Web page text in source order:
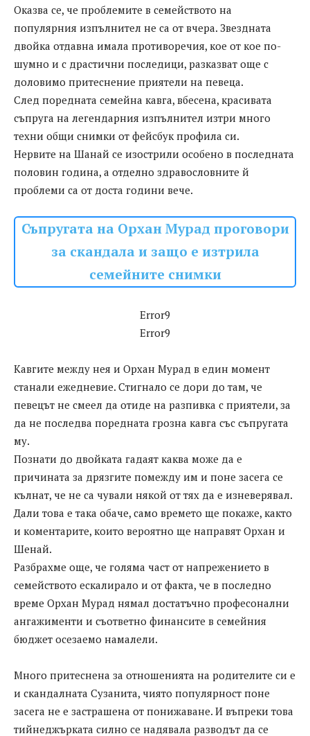
Оказва се, че проблемите в семейството на
популярния изпълнител не са от вчера. Звездната
двойка отдавна имала противоречия, кое от кое по-
шумно и с драстични последици, разказват още с
доловимо притеснение приятели на певеца.
След поредната семейна кавга, вбесена, красивата
съпруга на легендарния изпълнител изтри много
техни общи снимки от фейсбук профила си.
Нервите на Шанай се изострили особено в последната
половин година, а отделно здравословните й
проблеми са от доста години вече.
Съпругата на Орхан Мурад проговори
за скандала и защо е изтрила
семейните снимки
Error9
Error9
Кавгите между нея и Орхан Мурад в един момент
станали ежедневие. Стигнало се дори до там, че
певецът не смеел да отиде на разпивка с приятели, за
да не последва поредната грозна кавга със съпругата
му.
Познати до двойката гадаят каква може да е
причината за дрязгите помежду им и поне засега се
кълнат, че не са чували някой от тях да е изневерявал.
Дали това е така обаче, само времето ще покаже, както
и коментарите, които вероятно ще направят Орхан и
Шенай.
Разбрахме още, че голяма част от напрежението в
семейството ескалирало и от факта, че в последно
време Орхан Мурад нямал достатъчно професонални
ангажименти и съответно финансите в семейния
бюджет осезаемо намалели.
Много притеснена за отношенията на родителите си е
и скандалната Сузанита, чиято популярност поне
засега не е застрашена от понижаване. И въпреки това
тийнеджърката силно се надявала разводът да се